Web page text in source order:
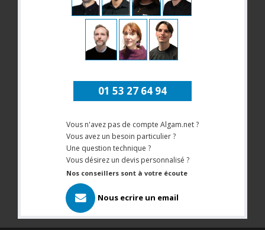
01 53 27 64 94
Vous n'avez pas de compte Algam.net ?
Vous avez un besoin particulier ?
Une question technique ?
Vous désirez un devis personnalisé ?
Nos conseillers sont à votre écoute
Nous ecrire un email